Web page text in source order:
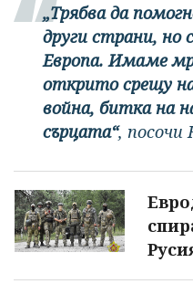
„Трябва да
други страни, но
Европа. Имаме
открито срещу
война, битка на
сърцата“, посочи